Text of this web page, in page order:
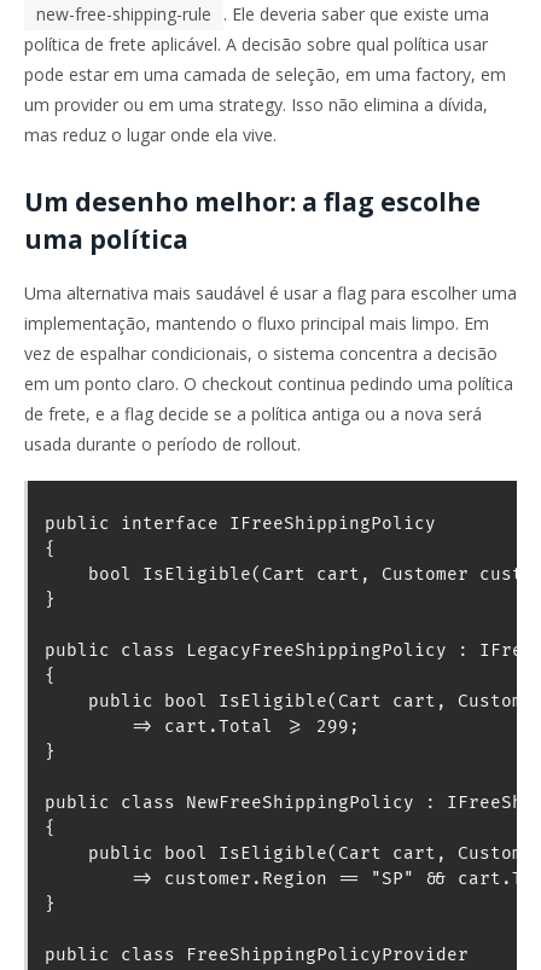
new-free-shipping-rule
. Ele deveria saber que existe uma
política de frete aplicável. A decisão sobre qual política usar
pode estar em uma camada de seleção, em uma factory, em
um provider ou em uma strategy. Isso não elimina a dívida,
mas reduz o lugar onde ela vive.
Um desenho melhor: a flag escolhe
uma política
Uma alternativa mais saudável é usar a flag para escolher uma
implementação, mantendo o fluxo principal mais limpo. Em
vez de espalhar condicionais, o sistema concentra a decisão
em um ponto claro. O checkout continua pedindo uma política
de frete, e a flag decide se a política antiga ou a nova será
usada durante o período de rollout.
public interface IFreeShippingPolicy
{
bool IsEligible(Cart cart, Customer
}
public class LegacyFreeShippingPolicy :
{
public bool IsEligible(Cart cart,
        => cart.Total >= 299;
}
public class NewFreeShippingPolicy :
{
public bool IsEligible(Cart cart,
=> customer.Region == "SP" &&
}
public class FreeShippingPolicyProvider